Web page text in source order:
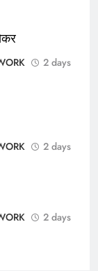
2 days
2 days
2 days